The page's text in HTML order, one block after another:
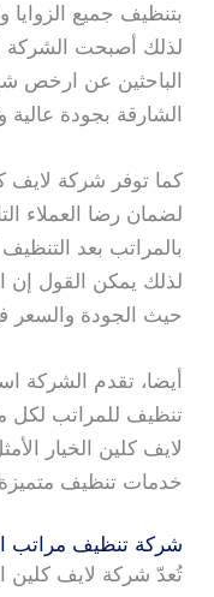
بتنظيف جميع الزوايا
لذلك أصبحت الشركة
الباحثين عن ارخص
الشارقة بجودة عالية
كما توفر شركة لايف
لضمان رضا العملاء
بالمراتب بعد
لذلك يمكن القول إن
حيث الجودة والسعر
أيضا، تقدم الشركة
تنظيف للمراتب لكل
لايف كلين الخيار
خدمات تنظيف متميزة
شركة تنظيف مراتب
تُعدّ شركة لايف كلين